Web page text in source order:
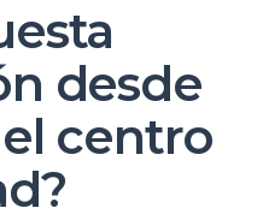
desde
el centro